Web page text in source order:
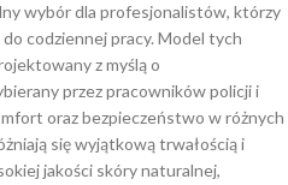
wybór dla profesjonalistów, którzy
codziennej pracy. Model tych
z myślą o
przez pracowników policji i
oraz bezpieczeństwo w różnych
się wyjątkową trwałością i
jakości skóry naturalnej,